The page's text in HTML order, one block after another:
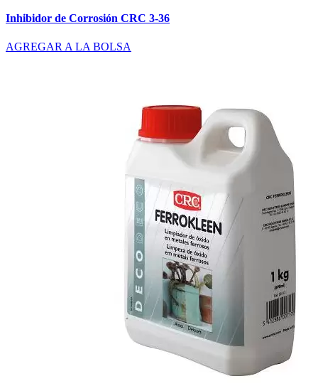
Inhibidor de Corrosión CRC 3-36
AGREGAR A LA BOLSA